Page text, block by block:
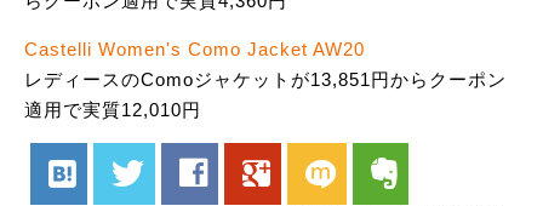
Castelli Women's Como Jacket AW20
レディースのComoジャケットが13,851円からクーポン
適用で実質12,010円
hatenabookmark twitter facebook google mixi evernote